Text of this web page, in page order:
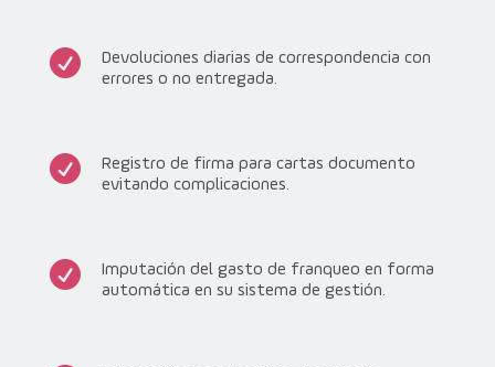

Devoluciones diarias de correspondencia con
errores o no entregada.

Registro de firma para cartas documento
evitando complicaciones.

Imputación del gasto de franqueo en forma
automática en su sistema de gestión.